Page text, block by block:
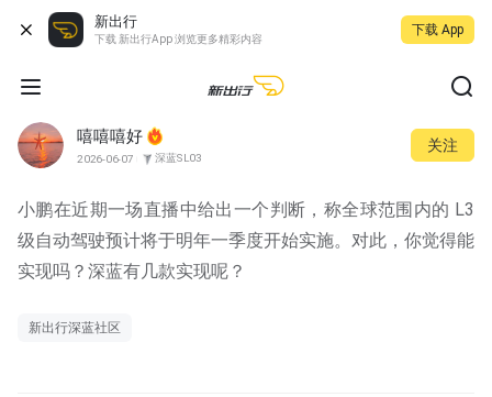
新出行
下载 新出行App 浏览更多精彩内容
下载 App
嘻嘻嘻好
2026-06-07 深蓝SL03
关注
小鹏在近期一场直播中给出一个判断，称全球范围内的 L3
级自动驾驶预计将于明年一季度开始实施。对此，你觉得能
实现吗？深蓝有几款实现呢？
新出行深蓝社区